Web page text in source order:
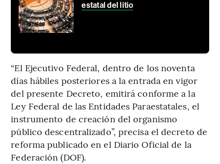
estatal del litio
“El Ejecutivo Federal, dentro de los noventa
días hábiles posteriores a la entrada en vigor
del presente Decreto, emitirá conforme a la
Ley Federal de las Entidades Paraestatales, el
instrumento de creación del organismo
público descentralizado”, precisa el decreto de
reforma publicado en el Diario Oficial de la
Federación (DOF).